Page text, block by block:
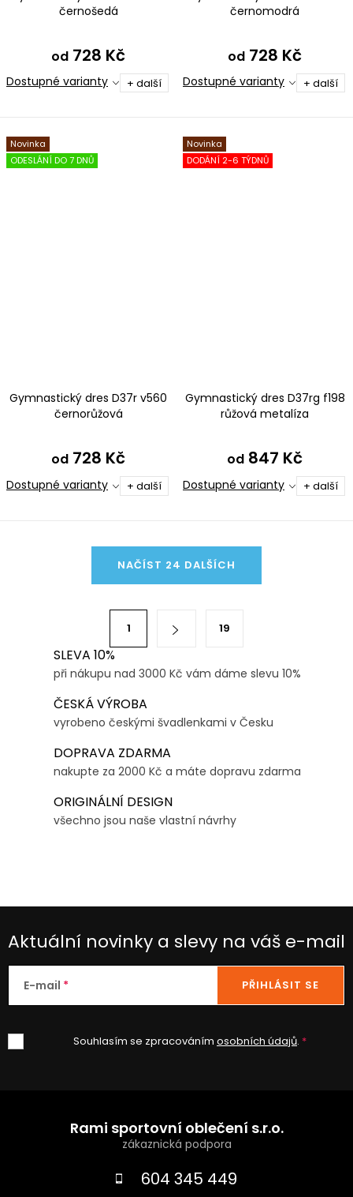
černošedá
od 728 Kč
Dostupné varianty + další
černomodrá
od 728 Kč
Dostupné varianty + další
Novinka
ODESLÁNÍ DO 7 DNŮ
Gymnastický dres D37r v560
černorůžová
od 728 Kč
Dostupné varianty + další
Novinka
DODÁNÍ 2-6 TÝDNŮ
Gymnastický dres D37rg f198
růžová metalíza
od 847 Kč
Dostupné varianty + další
s
NAČÍST 24 DALŠÍCH
1 19
SLEVA 10%
při nákupu nad 3000 Kč vám dáme slevu 10%
ČESKÁ VÝROBA
vyrobeno českými švadlenkami v Česku
DOPRAVA ZDARMA
nakupte za 2000 Kč a máte dopravu zdarma
ORIGINÁLNÍ DESIGN
všechno jsou naše vlastní návrhy
Aktuální novinky a slevy na váš e-mail
E-mail
Souhlasím se zpracováním osobních údajů.
PŘIHLÁSIT SE
Rami sportovní oblečení s.r.o.
604 345 449